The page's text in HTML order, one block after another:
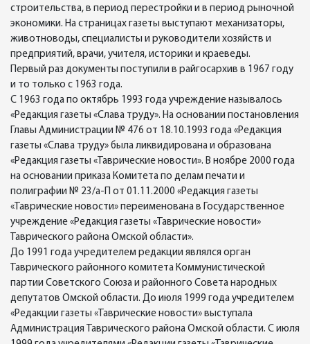
строительства, в период перестройки и в период рыночной
экономики. На страницах газеты выступают механизаторы,
животноводы, специалисты и руководители хозяйств и
предприятий, врачи, учителя, историки и краеведы.
Первый раз документы поступили в райгосархив в 1967 году
и то только с 1963 года.
С 1963 года по октябрь 1993 года учреждение называлось
«Редакция газеты «Слава труду». На основании постановления
Главы Администрации № 476 от 18.10.1993 года «Редакция
газеты «Слава труду» была ликвидирована и образована
«Редакция газеты «Таврические новости». В ноябре 2000 года
на основании приказа Комитета по делам печати и
полиграфии № 23/а-П от 01.11.2000 «Редакция газеты
«Таврические новости» переименована в Государственное
учреждение «Редакция газеты «Таврические новости»
Таврического района Омской области».
До 1991 года учредителем редакции являлся орган
Таврического районного комитета Коммунистической
партии Советского Союза и районного Совета народных
депутатов Омской области. До июля 1999 года учредителем
«Редакции газеты «Таврические новости» выступала
Администрация Таврического района Омской области. С июля